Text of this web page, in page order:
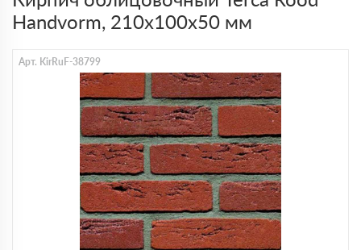
Handvorm, 210х100х50 мм
Арт. KirRuF-38799